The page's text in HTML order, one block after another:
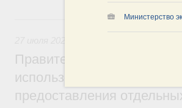
Министерство
27
Правительство
использованию
предоставления